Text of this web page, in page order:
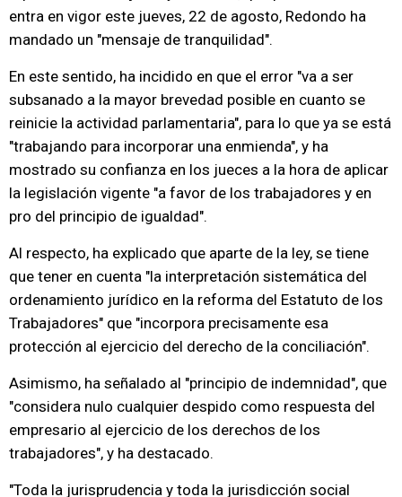
entra en vigor este jueves, 22 de agosto, Redondo ha
mandado un "mensaje de tranquilidad".
En este sentido, ha incidido en que el error "va a ser
subsanado a la mayor brevedad posible en cuanto se
reinicie la actividad parlamentaria", para lo que ya se está
"trabajando para incorporar una enmienda", y ha
mostrado su confianza en los jueces a la hora de aplicar
la legislación vigente "a favor de los trabajadores y en
pro del principio de igualdad".
Al respecto, ha explicado que aparte de la ley, se tiene
que tener en cuenta "la interpretación sistemática del
ordenamiento jurídico en la reforma del Estatuto de los
Trabajadores" que "incorpora precisamente esa
protección al ejercicio del derecho de la conciliación".
Asimismo, ha señalado al "principio de indemnidad", que
"considera nulo cualquier despido como respuesta del
empresario al ejercicio de los derechos de los
trabajadores", y ha destacado.
"Toda la jurisprudencia y toda la jurisdicción social